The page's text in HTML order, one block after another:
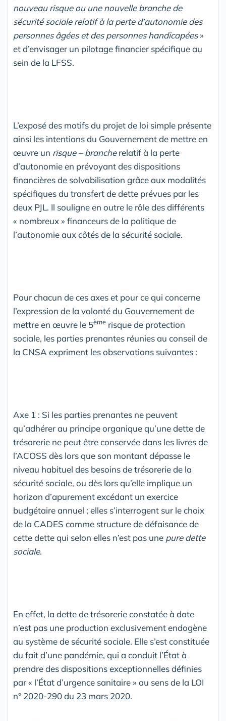
nouveau risque ou une nouvelle branche de
sécurité sociale relatif à la perte d’autonomie des
personnes âgées et des personnes handicapées»
et d’envisager un pilotage financier spécifique au
sein de la LFSS.
L’exposé des motifs du projet de loi simple présente
ainsi les intentions du Gouvernement de mettre en
œuvre un risque – brancherelatif à la perte
d’autonomie en prévoyant des dispositions
financières de solvabilisation grâce aux modalités
spécifiques du transfert de dette prévues par les
deux PJL. Il souligne en outre le rôle des différents
« nombreux » financeurs de la politique de
l’autonomie aux côtés de la sécurité sociale.
Pour chacun de ces axes et pour ce qui concerne
l’expression de la volonté du Gouvernement de
mettre en œuvre le 5ème risque de protection
sociale, les parties prenantes réunies au conseil de
la CNSA expriment les observations suivantes :
Axe 1 : Si les parties prenantes ne peuvent
qu’adhérer au principe organique qu’une dette de
trésorerie ne peut être conservée dans les livres de
l’ACOSS dès lors que son montant dépasse le
niveau habituel des besoins de trésorerie de la
sécurité sociale, ou dès lors qu’elle implique un
horizon d’apurement excédant un exercice
budgétaire annuel ; elles s’interrogent sur le choix
de la CADES comme structure de défaisance de
cette dette qui selon elles n’est pas une pure dette
sociale.
En effet, la dette de trésorerie constatée à date
n’est pas une production exclusivement endogène
au système de sécurité sociale. Elle s’est constituée
du fait d’une pandémie, qui a conduit l’État à
prendre des dispositions exceptionnelles définies
par « l’État d’urgence sanitaire » au sens de la LOI
n° 2020-290 du 23 mars 2020.